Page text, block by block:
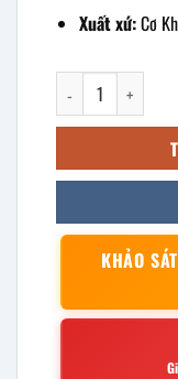
Xuất xứ:Cơ
kệ phẳng inox 2
KHẢO